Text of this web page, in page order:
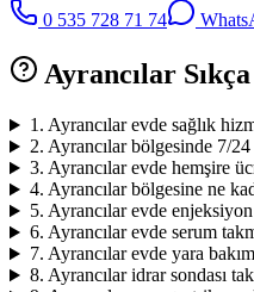
0 535 728 71 74
Ayrancılar
1 . Ayrancılar evde sağlık
2. Ayrancılar bölgesinde 7/
3. Ayrancılar evde hemşire
4. Ayrancılar bölgesine ne
5. Ayrancılar evde enjeksiyon
6. Ayrancılar evde serum
7. Ayrancılar evde yara
8. Ayrancılar idrar sondası